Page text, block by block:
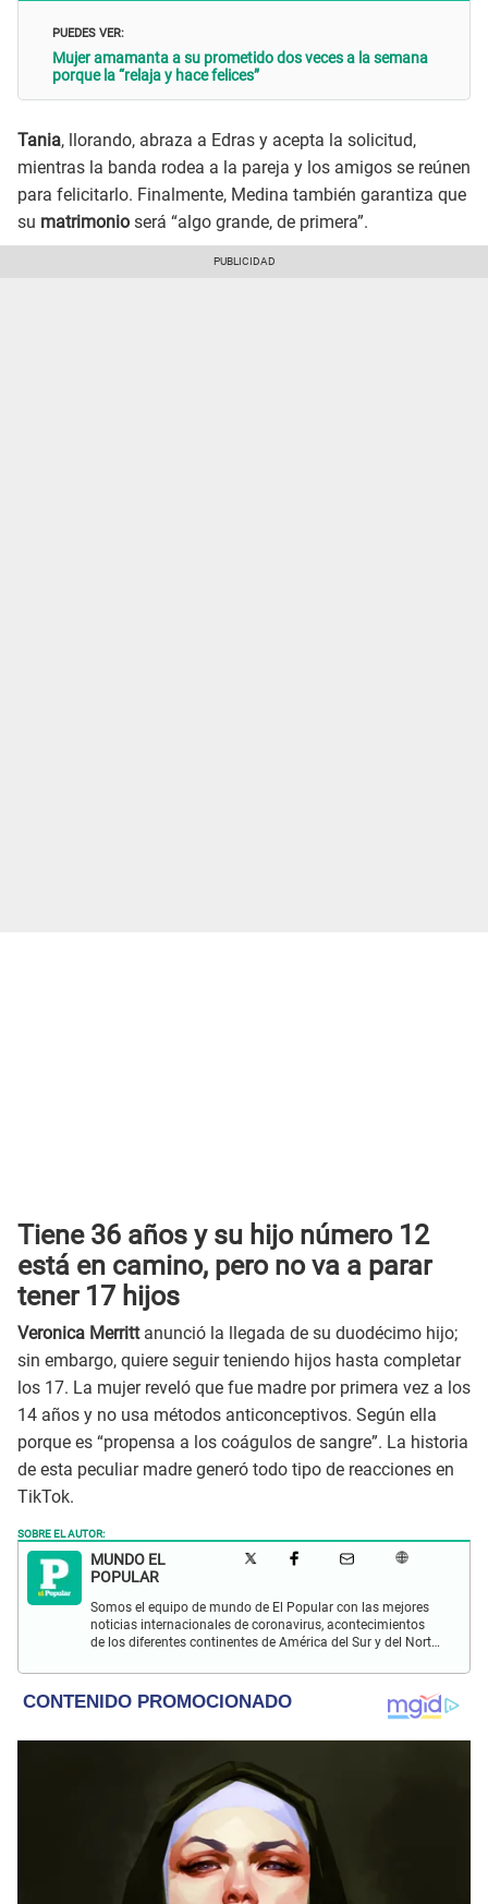
PUEDES VER:
Mujer amamanta a su prometido dos veces a la semana
porque la “relaja y hace felices”
Tania, llorando, abraza a Edras y acepta la solicitud,
mientras la banda rodea a la pareja y los amigos se reúnen
para felicitarlo. Finalmente, Medina también garantiza que
su matrimonio será “algo grande, de primera”.
Tiene 36 años y su hijo número 12
está en camino, pero no va a parar
tener 17 hijos
Veronica Merrittanunció la llegada de su duodécimo hijo;
sin embargo, quiere seguir teniendo hijos hasta completar
los 17. La mujer reveló que fue madre por primera vez a los
14 años y no usa métodos anticonceptivos. Según ella
porque es “propensa a los coágulos de sangre”. La historia
de esta peculiar madre generó todo tipo de reacciones en
TikTok.
SOBRE EL AUTOR:
MUNDO EL
POPULAR
Somos el equipo de mundo de El Popular con las mejores
noticias internacionales de coronavirus, acontecimientos
de los diferentes continentes de América del Sur y del Norte,